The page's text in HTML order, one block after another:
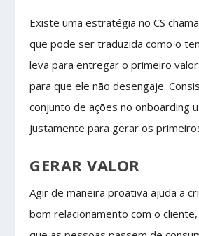
Existe uma estratégia no CS
que pode ser traduzida como o
leva para entregar o primeiro
para que ele não desengaje.
conjunto de ações no onboarding
justamente para gerar os
GERAR VALOR
Agir de maneira proativa ajuda a
bom relacionamento com o